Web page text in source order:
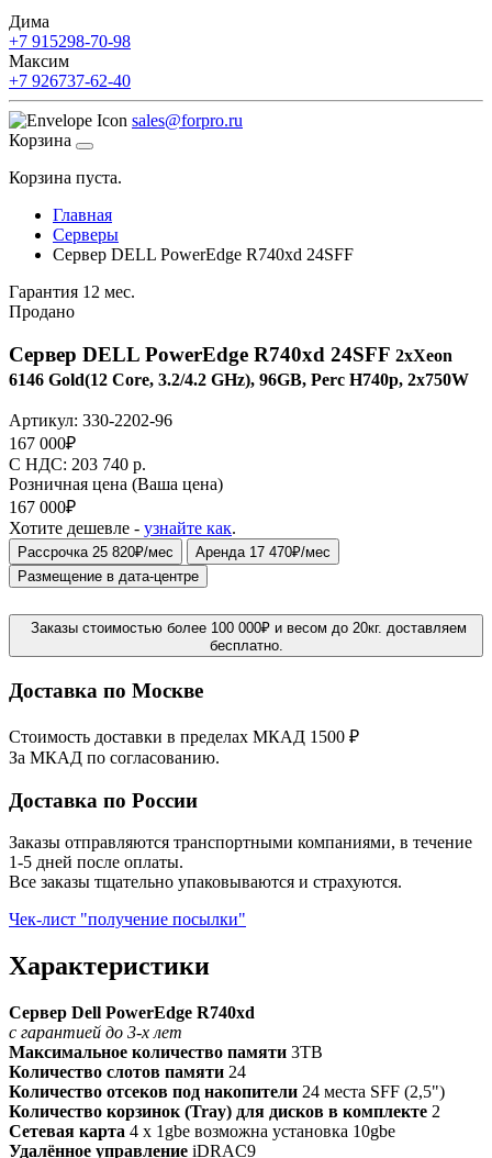
Дима
+7 915298-70-98
Максим
+7 926737-62-40
sales@forpro.ru
Корзина
Корзина пуста.
Главная
Серверы
Сервер DELL PowerEdge R740xd 24SFF
Гарантия 12 мес.
Продано
Сервер DELL PowerEdge R740xd 24SFF 2xXeon
6146 Gold(12 Core, 3.2/4.2 GHz), 96GB, Perc H740p, 2x750W
Артикул: 330-2202-96
167 000₽
C НДС: 203 740 р.
Розничная цена (Ваша цена)
167 000₽
Хотите дешевле - узнайте как.
Рассрочка 25 820₽/мес
Аренда 17 470₽/мес
Размещение в дата-центре
Заказы стоимостью более 100 000₽ и весом до 20кг. доставляем
бесплатно.
Доставка по Москве
Стоимость доставки в пределах МКАД 1500 ₽
За МКАД по согласованию.
Доставка по России
Заказы отправляются транспортными компаниями, в течение
1-5 дней после оплаты.
Все заказы тщательно упаковываются и страхуются.
Чек-лист "получение посылки"
Характеристики
Сервер Dell PowerEdge R740xd
с гарантией до 3-х лет
Максимальное количество памяти 3TB
Количество слотов памяти 24
Количество отсеков под накопители 24 места SFF (2,5")
Количество корзинок (Tray) для дисков в комплекте 2
Сетевая карта 4 x 1gbe возможна установка 10gbe
Удалённое управление iDRAC9